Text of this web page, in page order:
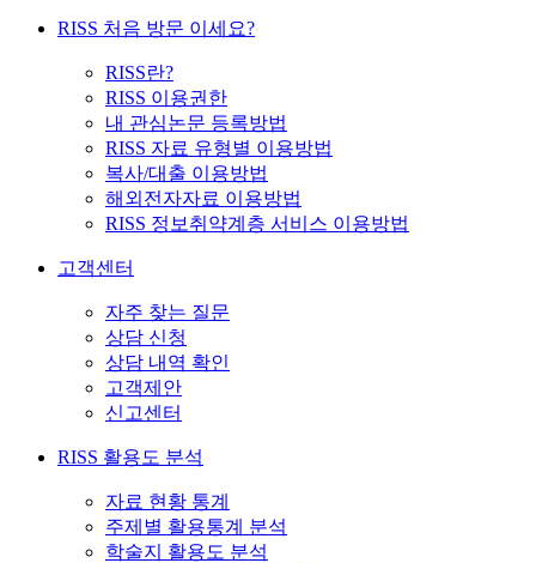
RISS 처음 방문 이세요?
RISS란?
RISS 이용권한
내 관심논문 등록방법
RISS 자료 유형별 이용방법
복사/대출 이용방법
해외전자자료 이용방법
RISS 정보취약계층 서비스 이용방법
고객센터
자주 찾는 질문
상담 신청
상담 내역 확인
고객제안
신고센터
RISS 활용도 분석
자료 현황 통계
주제별 활용통계 분석
학술지 활용도 분석